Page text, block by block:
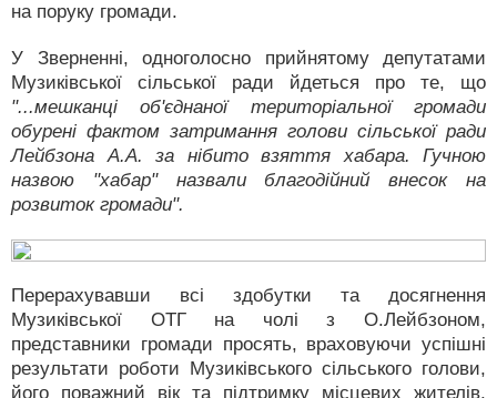
на поруку громади.
У Зверненні, одноголосно прийнятому депутатами
Музиківської сільської ради йдеться про те, що
"...мешканці об'єднаної територіальної громади
обурені фактом затримання голови сільської ради
Лейбзона А.А. за нібито взяття хабара. Гучною
назвою "хабар" назвали благодійний внесок на
розвиток громади".
Перерахувавши всі здобутки та досягнення
Музиківської ОТГ на чолі з О.Лейбзоном,
представники громади просять, враховуючи успішні
результати роботи Музиківського сільського голови,
його поважний вік та підтримку місцевих жителів,